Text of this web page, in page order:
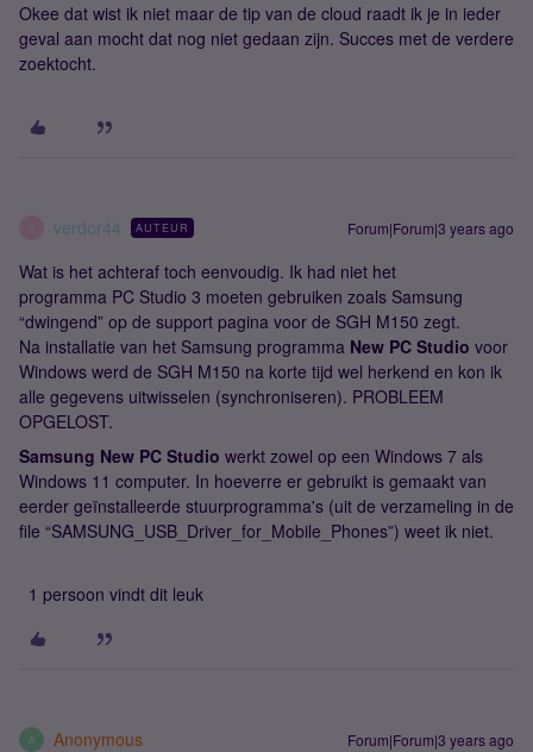
Okee dat wist ik niet maar de tip van de cloud raadt ik je in ieder
geval aan mocht dat nog niet gedaan zijn. Succes met de verdere
zoektocht.
verdor44 AUTEUR Forum|Forum|3 years ago
Wat is het achteraf toch eenvoudig. Ik had niet het
programma PC Studio 3 moeten gebruiken zoals Samsung
“dwingend” op de support pagina voor de SGH M150 zegt.
Na installatie van het Samsung programma New PC Studio voor
Windows werd de SGH M150 na korte tijd wel herkend en kon ik
alle gegevens uitwisselen (synchroniseren). PROBLEEM
OPGELOST.
Samsung New PC Studio werkt zowel op een Windows 7 als
Windows 11 computer. In hoeverre er gebruikt is gemaakt van
eerder geïnstalleerde stuurprogramma's (uit de verzameling in de
file “SAMSUNG_USB_Driver_for_Mobile_Phones”) weet ik niet.
1 persoon vindt dit leuk
A Anonymous Forum|Forum|3 years ago